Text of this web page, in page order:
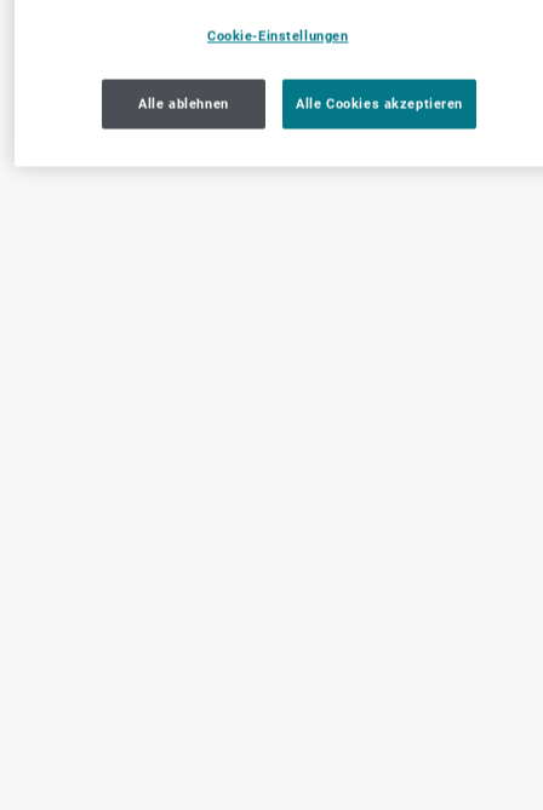
Cookie-Einstellungen
Alle ablehnen Alle Cookies akzeptieren